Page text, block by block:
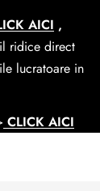
mai mica de
lei.
AICI ,
ridice direct
lucratoare in
CLICK AICI